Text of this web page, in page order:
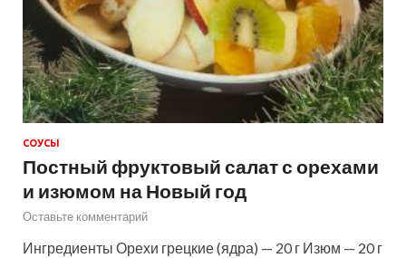
СОУСЫ
Постный фруктовый салат с орехами
и изюмом на Новый год
Оставьте комментарий
Ингредиенты Орехи грецкие (ядра) — 20 г Изюм — 20 г